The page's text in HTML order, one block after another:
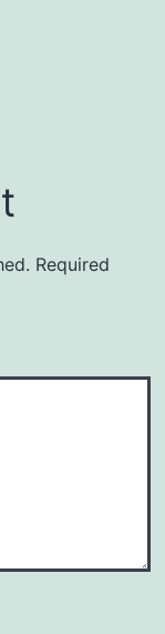
Required